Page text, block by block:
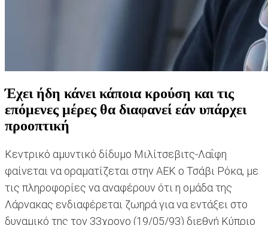
Έχει ήδη κάνει κάποια κρούση και τις
επόμενες μέρες θα διαφανεί εάν υπάρχει
προοπτική
Κεντρικό αμυντικό δίδυμο Μιλίτσεβιτς-Λαΐφη
φαίνεται να οραματίζεται στην ΑΕΚ ο Τσάβι Ρόκα, με
τις πληροφορίες να αναφέρουν ότι η ομάδα της
Λάρνακας ενδιαφέρεται ζωηρά για να εντάξει στο
δυναμικό της τον 33χρονο (19/05/93) διεθνή Κύπριο